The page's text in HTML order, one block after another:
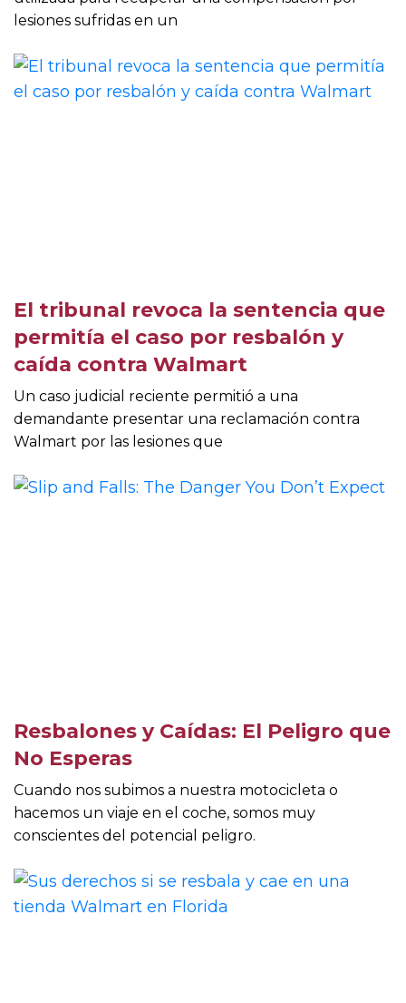
lesiones sufridas en un
El tribunal revoca la sentencia que
permitía el caso por resbalón y
caída contra Walmart
Un caso judicial reciente permitió a una
demandante presentar una reclamación contra
Walmart por las lesiones que
Resbalones y Caídas: El Peligro que
No Esperas
Cuando nos subimos a nuestra motocicleta o
hacemos un viaje en el coche, somos muy
conscientes del potencial peligro.